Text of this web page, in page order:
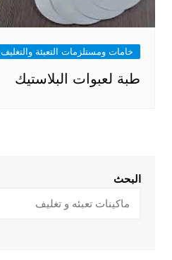
خامات ومستلزمات التعبئة والتغليف
طبة لعبوات البلاستيك
البحث